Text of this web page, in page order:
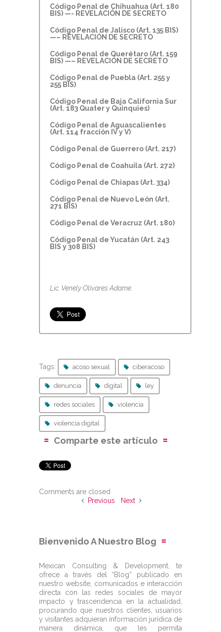
Código Penal de Chihuahua (Art. 180
BIS) —- REVELACIÓN DE SECRETO
Código Penal de Jalisco (Art. 135 BIS)
—– REVELACIÓN DE SECRETO
Código Penal de Querétaro (Art. 159
BIS) —– REVELACIÓN DE SECRETO
Código Penal de Puebla (Art. 255 y
255 BIS)
Código Penal de Baja California Sur
(Art. 183 Quater y Quinquies)
Código Penal de Aguascalientes
(Art. 114 fracción IV y V)
Código Penal de Guerrero (Art. 217)
Código Penal de Coahuila (Art. 272)
Código Penal de Chiapas (Art. 334)
Código Penal de Nuevo León (Art.
271 BIS)
Código Penal de Veracruz (Art. 180)
Código Penal de Yucatán (Art. 243
BIS y 308 BIS)
Lic. Venely Olivares Adame.
Tags: acoso sexual ciberacoso
denuncia digital ley
redes sociales violencia
violencia digital
Comparte este artículo
Comments are closed
Previous
Next
Bienvenido A Nuestro Blog
Mexican Consulting & Development, te
ofrece a través del “Blog” publicado en
nuestro website, comunicados e interacción
directa con las redes sociales de mayor
impacto y trascendencia en la actualidad,
procurando que nuestros clientes, usuarios
y visitantes adquieran información jurídica de
manera dinámica, que les permita